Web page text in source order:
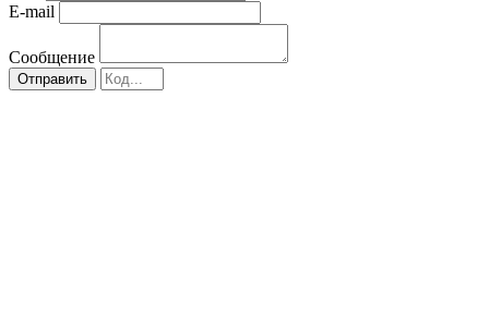
E-mail
Сообщение
Отправить